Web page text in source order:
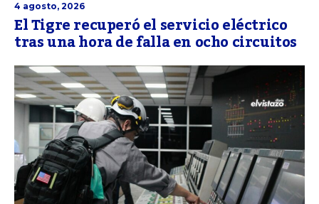
4 agosto, 2026
El Tigre recuperó el servicio eléctrico
tras una hora de falla en ocho circuitos